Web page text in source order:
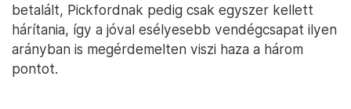
betalált, Pickfordnak pedig csak egyszer kellett
hárítania, így a jóval esélyesebb vendégcsapat ilyen
arányban is megérdemelten viszi haza a három
pontot.